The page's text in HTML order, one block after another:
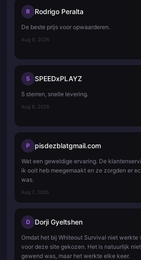
R Rodrigo Peralta
De beste prijs voor opwaarderen.
Aug 8, 2026
S SPEEDxPLAYZ
5 sterren, snelle levering.
Aug 8, 2026
P pisdezblatgmail.com
Wat een geweldige ervaring. De
ik ooit heb meegemaakt en ze zorgden er
was.
Aug 7, 2026
D Dorji Gyeltshen
Omdat het bij Whiteout Survival niet werkte
voor deze site gekozen. Het is natuurlijk
gewend was, maar het werkte elke keer.